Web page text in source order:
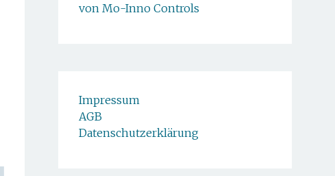
von Mo-Inno Controls
Impressum
AGB
Datenschutzerklärung